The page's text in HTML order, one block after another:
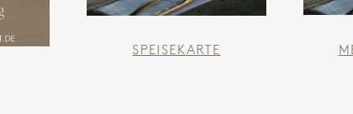
SPEISEKARTE